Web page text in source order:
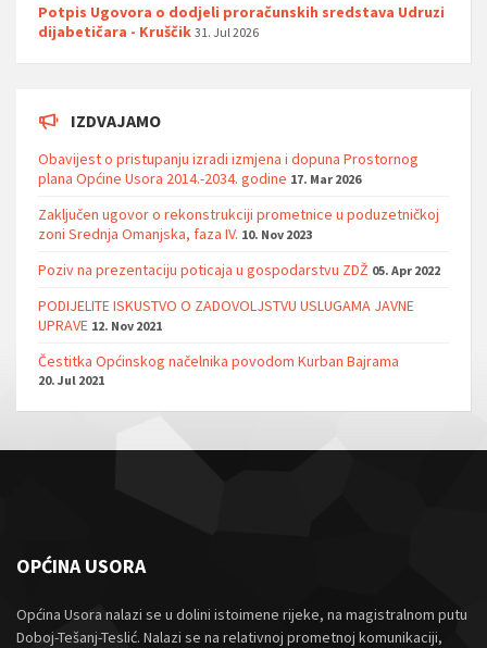
Potpis Ugovora o dodjeli proračunskih sredstava Udruzi
dijabetičara - Kruščik 31. Jul 2026
IZDVAJAMO
Obavijest o pristupanju izradi izmjena i dopuna Prostornog
plana Općine Usora 2014.-2034. godine 17. Mar 2026
Zaključen ugovor o rekonstrukciji prometnice u poduzetničkoj
zoni Srednja Omanjska, faza IV. 10. Nov 2023
Poziv na prezentaciju poticaja u gospodarstvu ZDŽ 05. Apr 2022
PODIJELITE ISKUSTVO O ZADOVOLJSTVU USLUGAMA JAVNE
UPRAVE 12. Nov 2021
Čestitka Općinskog načelnika povodom Kurban Bajrama
20. Jul 2021
OPĆINA USORA
Općina Usora nalazi se u dolini istoimene rijeke, na magistralnom putu
Doboj-Tešanj-Teslić. Nalazi se na relativnoj prometnoj komunikaciji,